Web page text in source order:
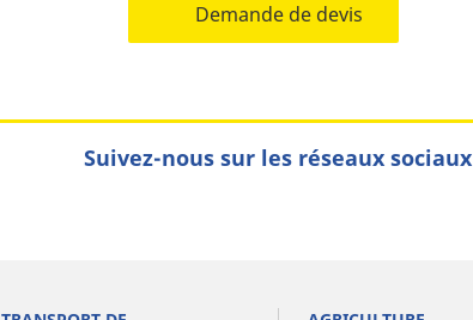
Demande de devis
Suivez-nous sur les réseaux sociaux